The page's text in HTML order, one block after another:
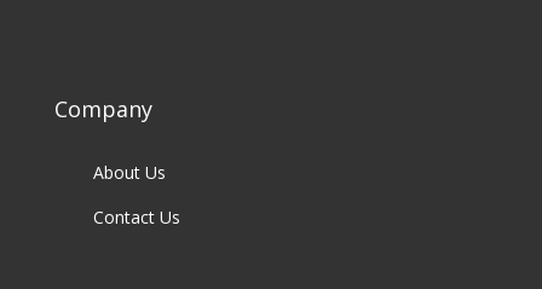
Company
About Us
Contact Us